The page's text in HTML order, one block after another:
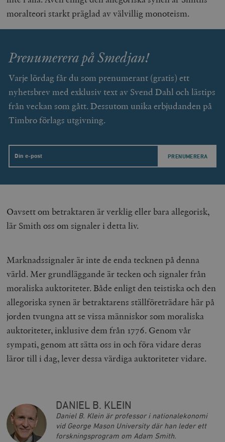
moralteori starkt präglad av välvillig monoteism.
Prenumerera på Smedjan!
Varje lördag får du som prenumerant (gratis) ett
nyhetsbrev med exklusiv text av Svend Dahl och lästips
från veckan som gått. Dessutom unika erbjudanden på
Timbro förlags utgivning.
Email
Oavsett om betraktaren är verklig eller bara allegorisk,
lär Smith oss om signaler i detta liv.
Marknadssignaler är inte de enda tecknen på denna
värld. Mer grundläggande är tecken och signaler från
moraliska auktoriteter. Både enligt den teistiska och den
allegoriska synen är betraktarens ställföreträdare här på
jorden tvungna att se vissa människor som moraliska
auktoriteter, inklusive dem från 1776. Genom vår
sympati, genom att sätta oss in och föra vidare deras
läror till i dag, lever dessa värdiga auktoriteter vidare.
DANIEL B. KLEIN
Daniel B. Klein är professor i nationalekonomi
vid George Mason University där han leder ett
forskningsprogram om Adam Smith.
wp_woocommerce_session_[abcdef0123456789]
timbro.se
Cloudflare
Inc.
_hjAbsoluteSessionInProgress
Hotjar Ltd
.timbro.se
__cf_bm
Cloudflare
Inc.